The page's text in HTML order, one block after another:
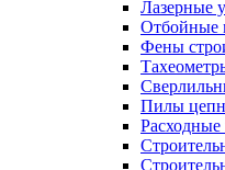
Лазерные
Отбойные
Фены
Пилы